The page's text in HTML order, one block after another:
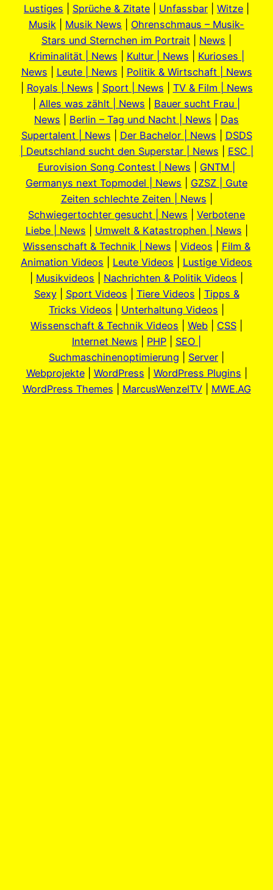
Lustiges
Sprüche & Zitate Unfassbar Witze
Musik
Musik News
Ohrenschmaus – Musik-
Stars und Sternchen im Portrait
News
Kriminalität | News
Kultur | News
Kurioses |
News
Leute | News
Politik & Wirtschaft | News
Royals | News Sport | News
TV & Film | News
Alles was zählt | News
Bauer sucht Frau |
News
Berlin – Tag und Nacht | News
Das
Supertalent | News
Der Bachelor | News
DSDS
| Deutschland sucht den Superstar | News
ESC |
Eurovision Song Contest | News
GNTM |
Germanys next Topmodel | News
GZSZ | Gute
Zeiten schlechte Zeiten | News
Schwiegertochter gesucht | News
Verbotene
Liebe | News
Umwelt & Katastrophen | News
Wissenschaft & Technik | News
Videos
Film &
Animation Videos
Leute Videos
Lustige Videos
Musikvideos Nachrichten & Politik Videos
Sexy| Sport Videos Tiere Videos
Tipps &
Tricks Videos
Unterhaltung Videos
Wissenschaft & Technik Videos
Web CSS
Internet News
PHP
SEO |
Suchmaschinenoptimierung
Server
Webprojekte| WordPress WordPress Plugins
WordPress Themes
MarcusWenzelTV| MWE.AG